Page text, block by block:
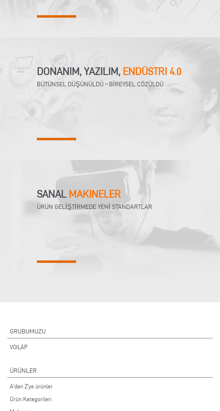
DONANIM, YAZILIM, ENDÜSTRI 4.0
BÜTÜNSEL DÜŞÜNÜLDÜ – BİREYSEL ÇÖZÜLDÜ
SANAL MAKINELER
ÜRÜN GELİŞTİRMEDE YENİ STANDARTLAR
GRUBUMUZU
VOILÀP
ÜRÜNLER
A'dan Z'ye ürünler
Ürün Kategorileri